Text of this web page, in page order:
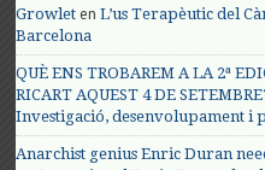
Growlet enL’us Terapèutic del
Barcelona
QUÈ ENS TROBAREM A LA 2ª
RICART AQUEST 4 DE
Investigació, desenvolupament i
Anarchist genius Enric Duran